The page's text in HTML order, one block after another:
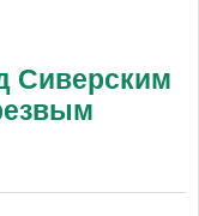
Сиверским